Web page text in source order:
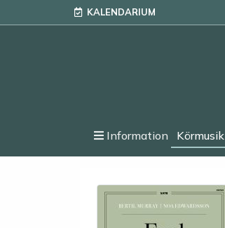
KALENDARIUM
Information Körmusik